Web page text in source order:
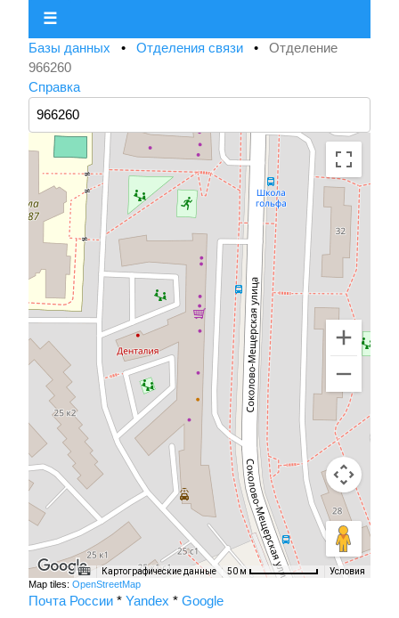
☰
Базы данных • Отделения связи • Отделение
966260
Справка
Картографические данные 50 м Условия
Map tiles: OpenStreetMap
Почта России * Yandex * Google